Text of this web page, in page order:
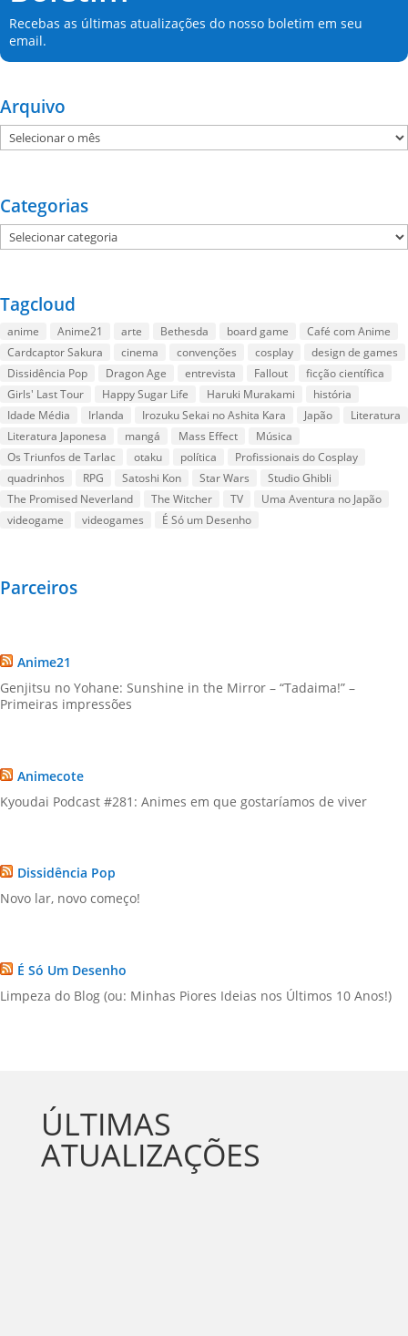
Recebas as últimas atualizações do nosso boletim em seu
email.
Arquivo
Arquivo
Categorias
Categorias
Tagcloud
anime Anime21 arte Bethesda board game
Café com Anime
Cardcaptor Sakura
cinema convenções cosplay
design de games
Dissidência Pop
Dragon Age entrevista Fallout
ficção científica
Girls' Last Tour
Happy Sugar Life Haruki Murakami
história
Idade Média
Irlanda Irozuku Sekai no Ashita Kara Japão
Literatura
Literatura Japonesa
mangá Mass Effect
Música
Os Triunfos de Tarlac
otaku política
Profissionais do Cosplay
quadrinhos
RPG Satoshi Kon Star Wars
Studio Ghibli
The Promised Neverland
The Witcher TV
Uma Aventura no Japão
videogame
videogames É Só um Desenho
Parceiros
Anime21
Genjitsu no Yohane: Sunshine in the Mirror – “Tadaima!” –
Primeiras impressões
Animecote
Kyoudai Podcast #281: Animes em que gostaríamos de viver
Dissidência Pop
Novo lar, novo começo!
É Só Um Desenho
Limpeza do Blog (ou: Minhas Piores Ideias nos Últimos 10 Anos!)
ÚLTIMAS
ATUALIZAÇÕES